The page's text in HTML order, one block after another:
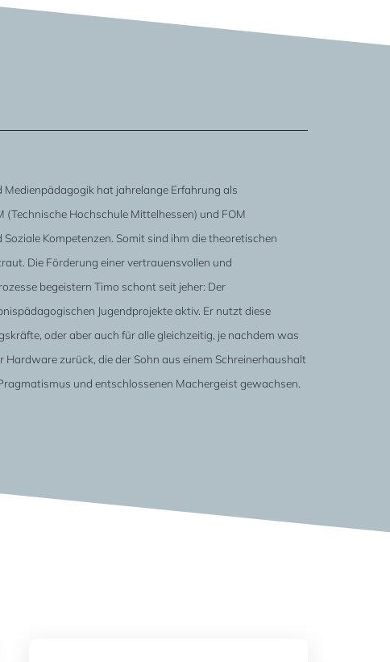
hat jahrelange Erfahrung als
Hochschule Mittelhessen) und FOM
Kompetenzen. Somit sind ihm die theoretischen
Die Förderung einer vertrauensvollen und
begeistern Timo schont seit jeher: Der
Jugendprojekte aktiv. Er nutzt diese
oder aber auch für alle gleichzeitig, je nachdem was
zurück, die der Sohn aus einem Schreinerhaushalt
und entschlossenen Machergeist gewachsen.